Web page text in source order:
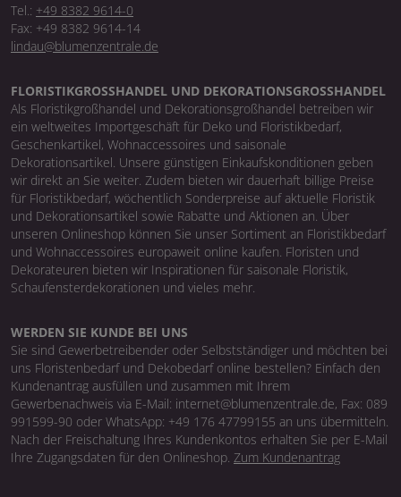
Tel.: +49 8382 9614-0
Fax: +49 8382 9614-14
lindau@blumenzentrale.de
FLORISTIKGROSSHANDEL UND DEKORATIONSGROSSHANDEL
Als Floristikgroßhandel und Dekorationsgroßhandel betreiben wir
ein weltweites Importgeschäft für Deko und Floristikbedarf,
Geschenkartikel, Wohnaccessoires und saisonale
Dekorationsartikel. Unsere günstigen Einkaufskonditionen geben
wir direkt an Sie weiter. Zudem bieten wir dauerhaft billige Preise
für Floristikbedarf, wöchentlich Sonderpreise auf aktuelle Floristik
und Dekorationsartikel sowie Rabatte und Aktionen an. Über
unseren Onlineshop können Sie unser Sortiment an Floristikbedarf
und Wohnaccessoires europaweit online kaufen. Floristen und
Dekorateuren bieten wir Inspirationen für saisonale Floristik,
Schaufensterdekorationen und vieles mehr.
WERDEN SIE KUNDE BEI UNS
Sie sind Gewerbetreibender oder Selbstständiger und möchten bei
uns Floristenbedarf und Dekobedarf online bestellen? Einfach den
Kundenantrag ausfüllen und zusammen mit Ihrem
Gewerbenachweis via E-Mail: internet@blumenzentrale.de, Fax: 089
991599-90 oder WhatsApp: +49 176 47799155 an uns übermitteln.
Nach der Freischaltung Ihres Kundenkontos erhalten Sie per E-Mail
Ihre Zugangsdaten für den Onlineshop. Zum Kundenantrag